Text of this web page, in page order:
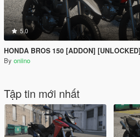
5.0
HONDA BROS 150 [ADDON] [UNLOCKED]
By oniino
Tập tin mới nhất